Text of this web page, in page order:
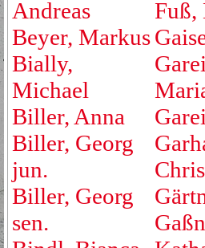
Andreas
Beyer, Markus
Bially,
Michael
Biller, Anna
Biller, Georg
jun.
Biller, Georg
sen.
Fuß,